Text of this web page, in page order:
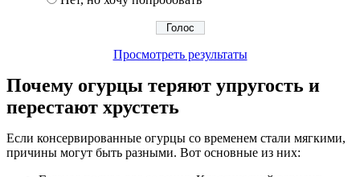
Просмотреть результаты
Почему огурцы теряют упругость и
перестают хрустеть
Если консервированные огурцы со временем стали мягкими,
причины могут быть разными. Вот основные из них: